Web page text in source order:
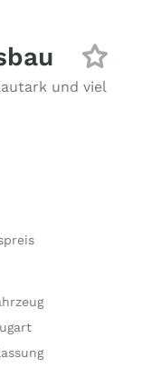
und viel